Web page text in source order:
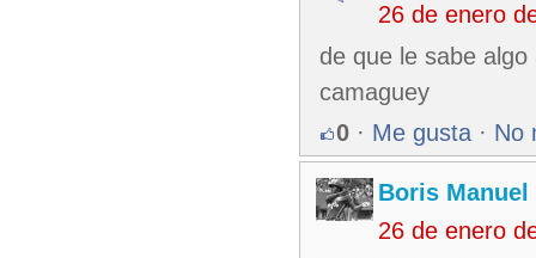
26 de enero
de que le sabe
camaguey
0 · Me gusta · No
Boris Manuel
26 de enero